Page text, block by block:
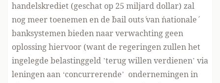
handelskrediet (geschat op 25 miljard dollar) zal
nog meer toenemen en de ´bail outs´ van ´nationale´
banksystemen bieden naar verwachting geen
oplossing hiervoor (want de regeringen zullen het
ingelegde belastinggeld ’terug willen verdienen’ via
leningen aan ‘concurrerende’ ondernemingen in